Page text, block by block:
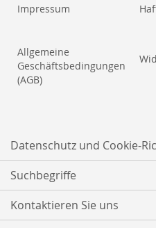
Impressum
Allgemeine
Geschäftsbedingungen
(AGB)
Datenschutz und Cookie-
Suchbegriffe
Kontaktieren Sie uns